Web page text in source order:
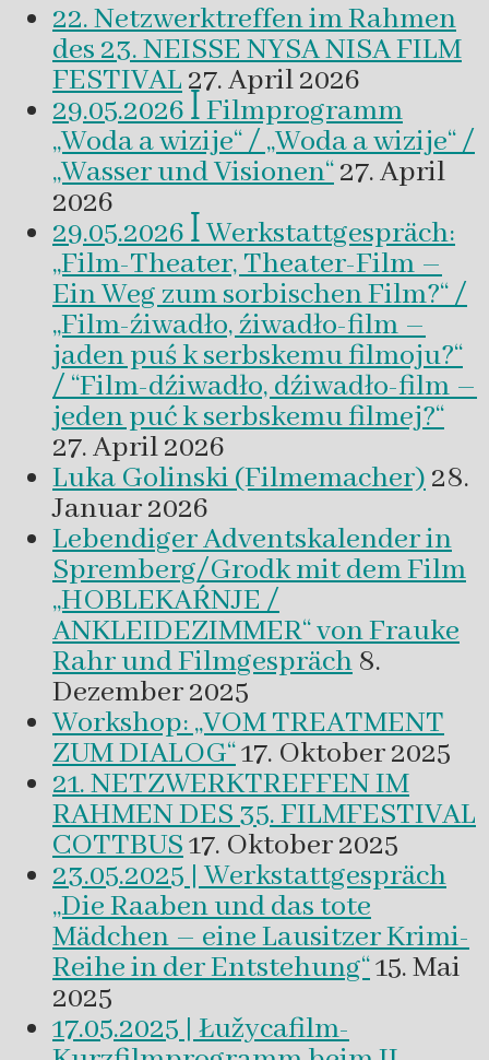
22. Netzwerktreffen im Rahmen
des 23. NEISSE NYSA NISA FILM
FESTIVAL27. April 2026
29.05.2026 ꟾ Filmprogramm
„Woda a wizije“ / „Woda a wizije“ /
„Wasser und Visionen“27. April
2026
29.05.2026 ꟾ Werkstattgespräch:
„Film-Theater, Theater-Film –
Ein Weg zum sorbischen Film?“ /
„Film-źiwadło, źiwadło-film –
jaden puś k serbskemu filmoju?“
/ “Film-dźiwadło, dźiwadło-film –
jeden puć k serbskemu filmej?“
27. April 2026
Luka Golinski (Filmemacher)28.
Januar 2026
Lebendiger Adventskalender in
Spremberg/Grodk mit dem Film
„HOBLEKAŔNJE /
ANKLEIDEZIMMER“ von Frauke
Rahr und Filmgespräch 8.
Dezember 2025
Workshop: „VOM TREATMENT
ZUM DIALOG“17. Oktober 2025
21. NETZWERKTREFFEN IM
RAHMEN DES 35. FILMFESTIVAL
COTTBUS17. Oktober 2025
23.05.2025 | Werkstattgespräch
„Die Raaben und das tote
Mädchen – eine Lausitzer Krimi-
Reihe in der Entstehung“15. Mai
2025
17.05.2025 | Łužycafilm-